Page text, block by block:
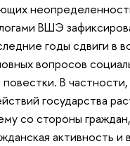
ВШЭ
годы сдвиги в
вопросов
В
государства
со стороны
активность и